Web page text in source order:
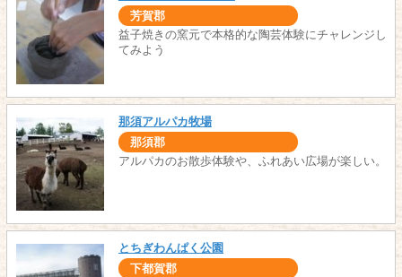
芳賀郡
益子焼きの窯元で本格的な陶芸体験にチャレンジし
てみよう
那須アルパカ牧場
那須郡
アルパカのお散歩体験や、ふれあい広場が楽しい。
とちぎわんぱく公園
下都賀郡